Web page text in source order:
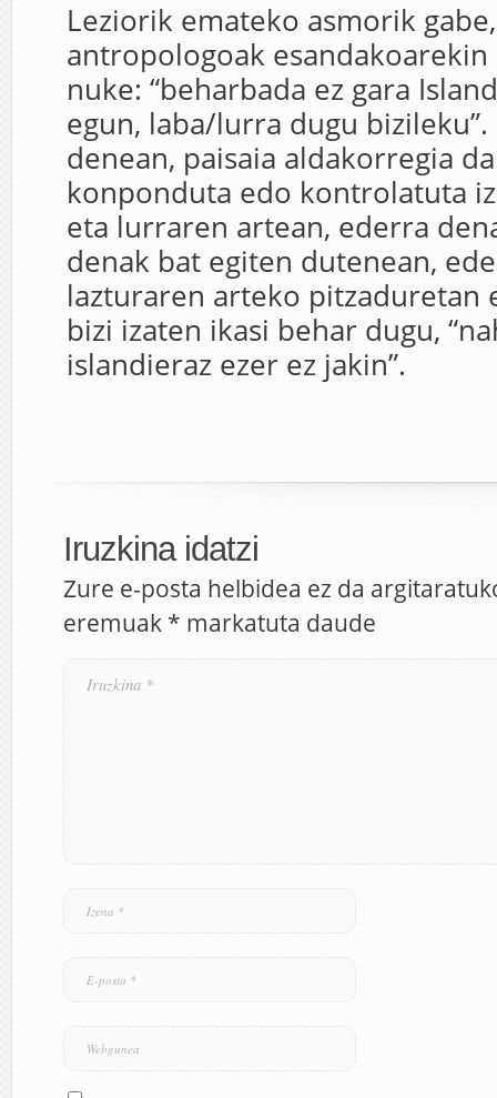
Leziorik emateko asmorik
antropologoak
nuke: “beharbada ez gara
egun, laba/lurra dugu
denean, paisaia aldakorregia
konponduta edo kontrolatuta
eta lurraren artean, ederra
denak bat egiten dutenean,
lazturaren arteko pitzaduretan
bizi izaten ikasi behar dugu,
islandieraz ezer ez jakin”.
Iruzkina idatzi
Zure e-posta helbidea ez da
eremuak * markatuta daude